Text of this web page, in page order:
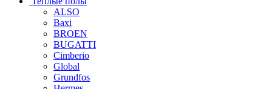
ALSO
Baxi
BROEN
BUGATTI
Cimberio
Global
Grundfos